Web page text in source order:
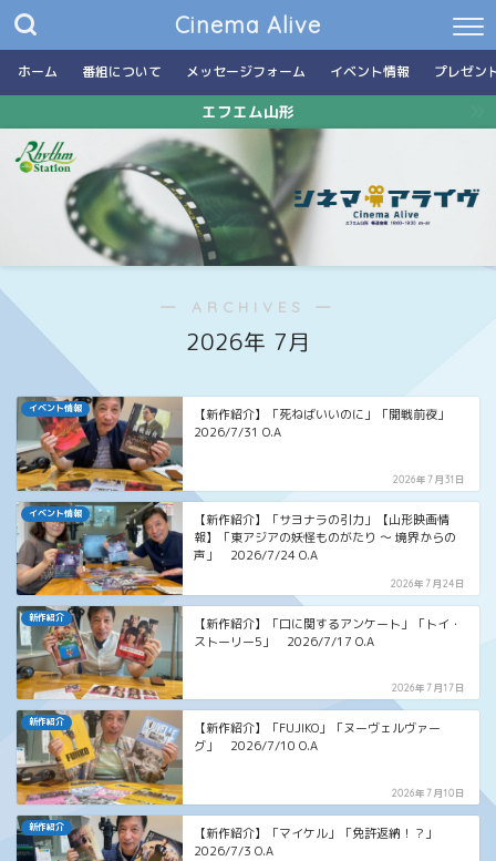
Cinema Alive
ホーム 番組について メッセージフォーム イベント情報 プレゼン
エフエム山形
― ARCHIVES ―
2026年 7月
イベント情報
【新作紹介】「死ねばいいのに」「開戦前夜」
2026/7/31 O.A
2026年7月31日
イベント情報
【新作紹介】「サヨナラの引力」【山形映画情
報】「東アジアの妖怪ものがたり ～ 境界からの
声」 2026/7/24 O.A
2026年7月24日
新作紹介
【新作紹介】「口に関するアンケート」「トイ・
ストーリー5」 2026/7/17 O.A
2026年7月17日
新作紹介
【新作紹介】「FUJIKO」「ヌーヴェルヴァー
グ」 2026/7/10 O.A
2026年7月10日
新作紹介
【新作紹介】「マイケル」「免許返納！？」
2026/7/3 O.A